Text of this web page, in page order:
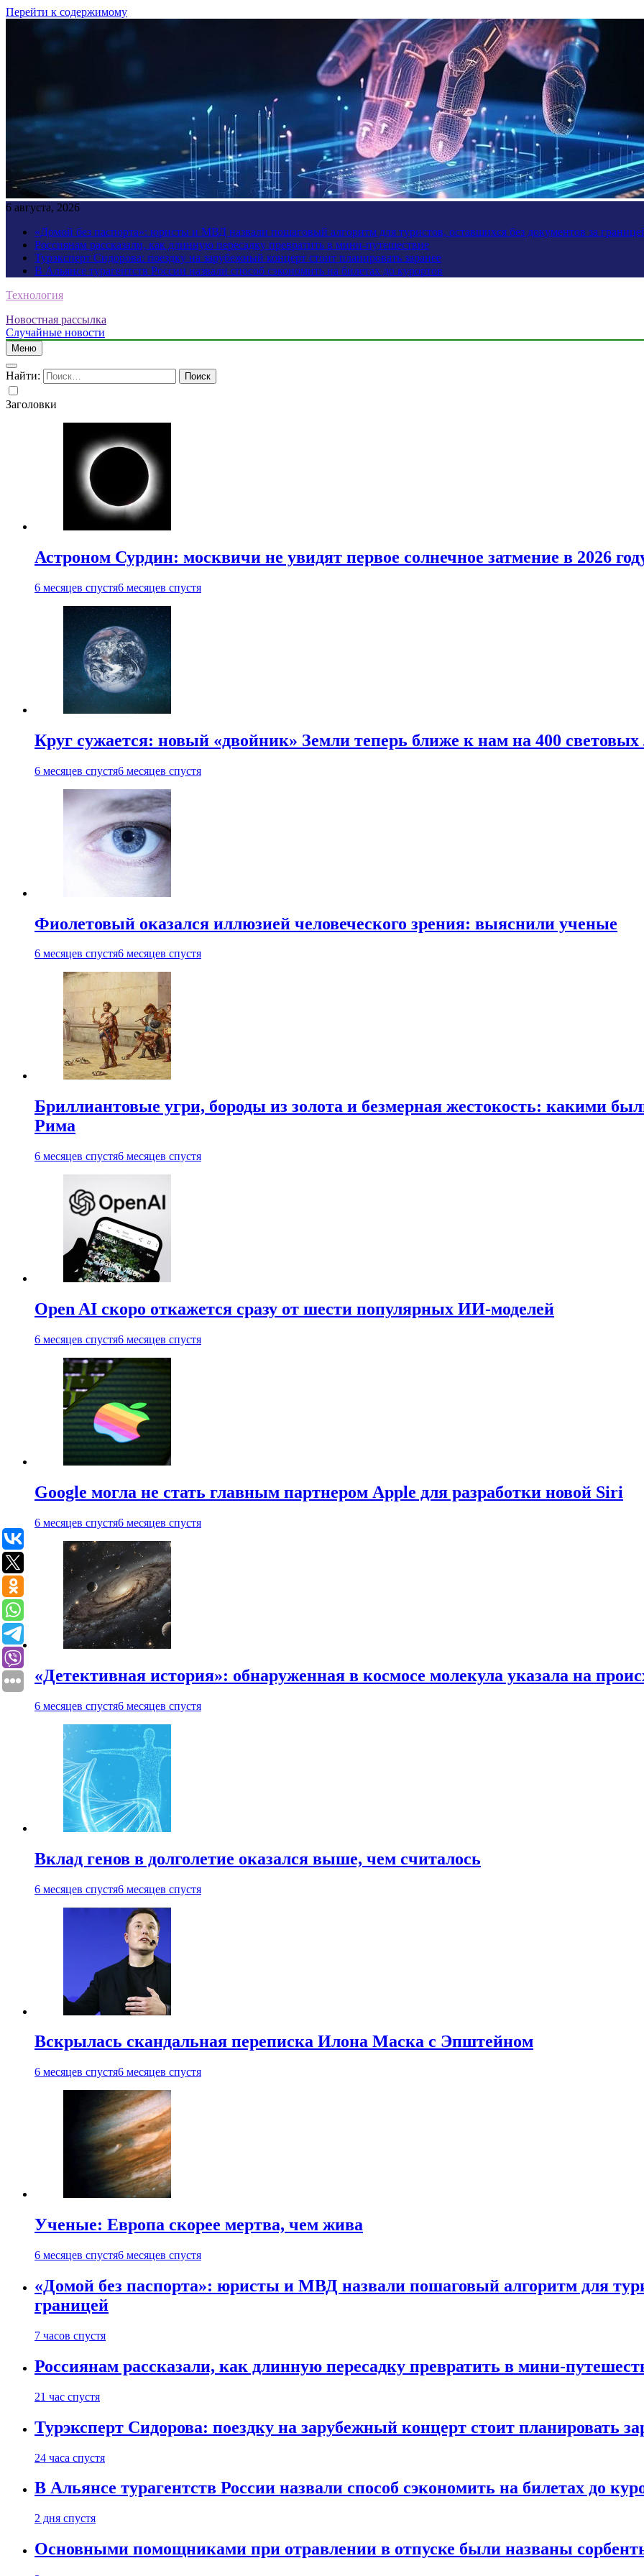
Перейти к содержимому
6 августа, 2026
«Домой без паспорта»: юристы и МВД назвали пошаговый алгоритм для туристов, оставшихся без документов за
Россиянам рассказали, как длинную пересадку превратить в мини-путешествие
Турэксперт Сидорова: поездку на зарубежный концерт стоит планировать заранее
В Альянсе турагентств России назвали способ сэкономить на билетах до курортов
Технология
Новостная рассылка
Случайные новости
Меню
Найти:
Заголовки
Астроном Сурдин: москвичи не увидят первое солнечное затмение в 2026
6 месяцев спустя6 месяцев спустя
Круг сужается: новый «двойник» Земли теперь ближе к нам на 400 световых
6 месяцев спустя6 месяцев спустя
Фиолетовый оказался иллюзией человеческого зрения: выяснили ученые
6 месяцев спустя6 месяцев спустя
Бриллиантовые угри, бороды из золота и безмерная жестокость: какими
Рима
6 месяцев спустя6 месяцев спустя
Open AI скоро откажется сразу от шести популярных ИИ-моделей
6 месяцев спустя6 месяцев спустя
Google могла не стать главным партнером Apple для разработки новой Siri
6 месяцев спустя6 месяцев спустя
«Детективная история»: обнаруженная в космосе молекула указала на
6 месяцев спустя6 месяцев спустя
Вклад генов в долголетие оказался выше, чем считалось
6 месяцев спустя6 месяцев спустя
Вскрылась скандальная переписка Илона Маска с Эпштейном
6 месяцев спустя6 месяцев спустя
Ученые: Европа скорее мертва, чем жива
6 месяцев спустя6 месяцев спустя
«Домой без паспорта»: юристы и МВД назвали пошаговый алгоритм для
границей
7 часов спустя
Россиянам рассказали, как длинную пересадку превратить в мини-
21 час спустя
Турэксперт Сидорова: поездку на зарубежный концерт стоит планировать
24 часа спустя
В Альянсе турагентств России назвали способ сэкономить на билетах до
2 дня спустя
Основными помощниками при отравлении в отпуске были названы